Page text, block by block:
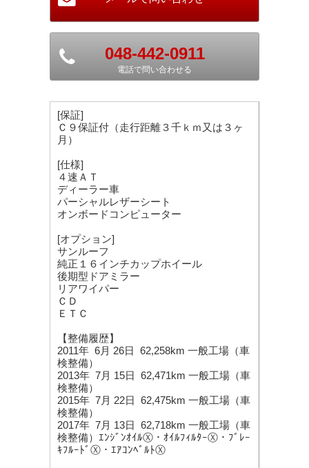
048-442-0911
電話で問い合わせる
[保証]
Ｃ９保証付（走行距離３千ｋｍ又は３ヶ
月）
[仕様]
４速ＡＴ
ディーラー車
パーシャルレザーシート
オンボードコンピューター
[オプション]
サンルーフ
純正１６インチカップホイール
後期型ドアミラー
リアワイパー
ＣＤ
ＥＴＣ
【整備履歴】
2011年 6月 26日 62,258km 一般工場（車
検整備）
2013年 7月 15日 62,471km 一般工場（車
検整備）
2015年 7月 22日 62,475km 一般工場（車
検整備）
2017年 7月 13日 62,718km 一般工場（車
検整備）ｴﾝｼﾞﾝｵｲﾙⓍ・ｵｲﾙﾌｨﾙﾀｰⓍ・ﾌﾞﾚｰ
ｷﾌﾙｰﾄﾞⓍ・ｴｱｺﾝﾍﾞﾙﾄⓍ